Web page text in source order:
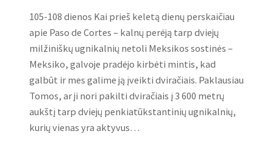
105-108 dienos Kai prieš keletą dienų perskaičiau
apie Paso de Cortes – kalnų perėją tarp dviejų
milžiniškų ugnikalnių netoli Meksikos sostinės –
Meksiko, galvoje pradėjo kirbėti mintis, kad
galbūt ir mes galime ją įveikti dviračiais. Paklausiau
Tomos, ar ji nori pakilti dviračiais į 3 600 metrų
aukštį tarp dviejų penkiatūkstantinių ugnikalnių,
kurių vienas yra aktyvus…